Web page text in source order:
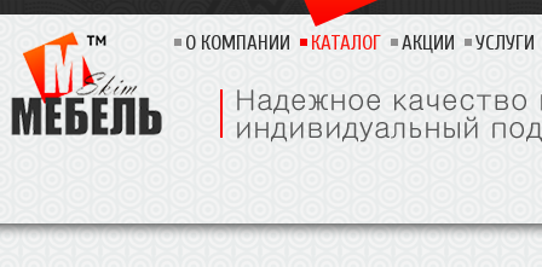
О КОМПАНИИ КАТАЛОГ АКЦИИ УСЛУГИ